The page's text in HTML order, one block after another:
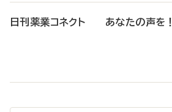
日刊薬業コネクト あなたの声を！